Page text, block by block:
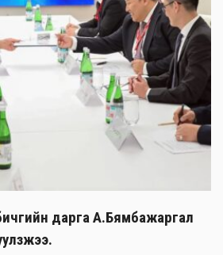
дарга А.Бямбажаргал